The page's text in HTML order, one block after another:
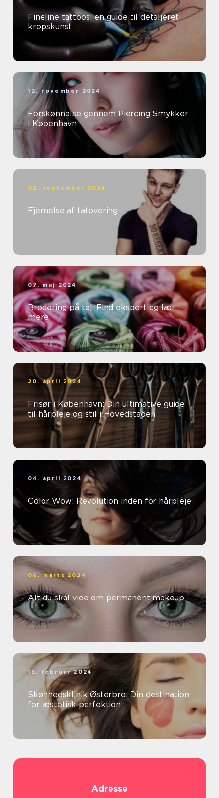
Fineline tattoos: en guide til detaljeret
kropskunst
12. november 2024
Forskønnelse gennem Piercing Smykker
i København
02. september 2024
Fjernelse af tatovering
07. maj 2024
Brodering på tøj: Find ekspert og lær
mere
20. april 2024
Frisør i København: Din ultimative guide
til hårpleje og stil i Hovedstaden
04. april 2024
Color Wow: Revolution inden for hårpleje
06. marts 2024
Alt du skal vide om permanent makeup
13. februar 2024
Skønhedsklinik Østerbro: Din destination
for æstetisk perfektion
Adresse